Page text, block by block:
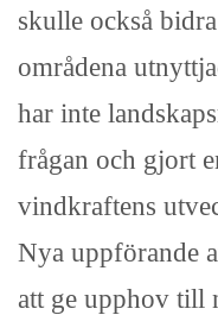
skulle också
områdena
har inte
frågan och gjort
vindkraftens
Nya uppförande
att ge upphov till